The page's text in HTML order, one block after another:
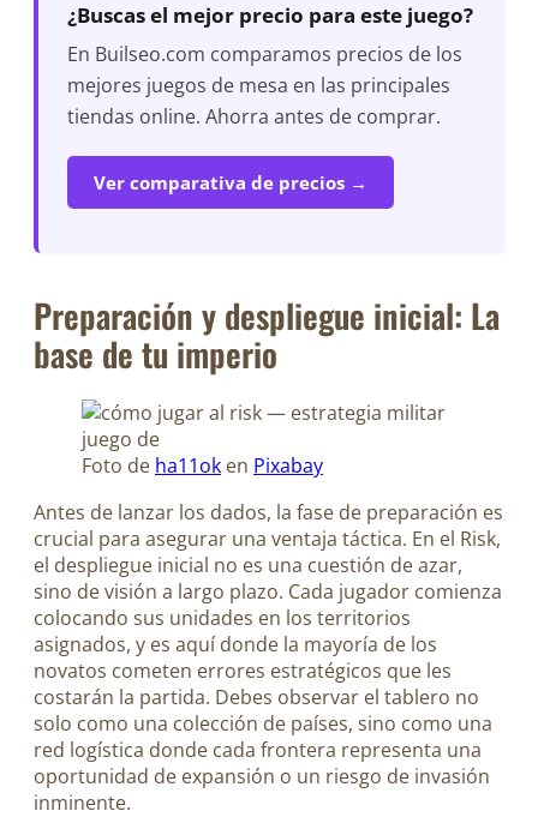
¿Buscas el mejor precio para este juego?
En Builseo.com comparamos precios de los
mejores juegos de mesa en las principales
tiendas online. Ahorra antes de comprar.
Ver comparativa de precios →
Preparación y despliegue inicial: La
base de tu imperio
Foto de ha11ok en Pixabay
Antes de lanzar los dados, la fase de preparación es
crucial para asegurar una ventaja táctica. En el Risk,
el despliegue inicial no es una cuestión de azar,
sino de visión a largo plazo. Cada jugador comienza
colocando sus unidades en los territorios
asignados, y es aquí donde la mayoría de los
novatos cometen errores estratégicos que les
costarán la partida. Debes observar el tablero no
solo como una colección de países, sino como una
red logística donde cada frontera representa una
oportunidad de expansión o un riesgo de invasión
inminente.